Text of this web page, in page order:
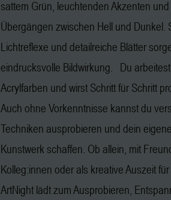
sattem Grün, leuchtenden Akzenten
Übergängen zwischen Hell und Dunkel.
Lichtreflexe und detailreiche Blätter
eindrucksvolle Bildwirkung. Du
Acrylfarben und wirst Schritt für Schritt
Auch ohne Vorkenntnisse kannst du
Techniken ausprobieren und dein
Kunstwerk schaffen. Ob allein, mit
Kolleg:innen oder als kreative Auszeit
ArtNight lädt zum Ausprobieren,